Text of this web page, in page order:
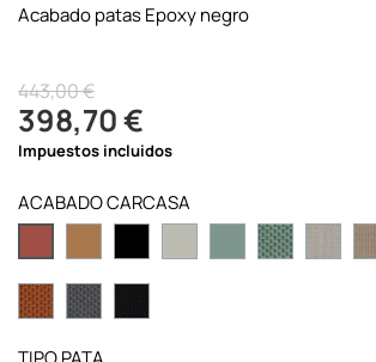
Acabado patas Epoxy negro
443,00 €
398,70 €
Impuestos incluidos
ACABADO CARCASA